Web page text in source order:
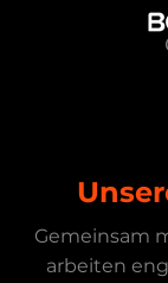
Gemeinsam
arbeiten